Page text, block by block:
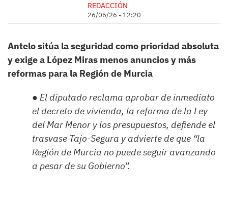
REDACCIÓN
26/06/26 - 12:20
Antelo sitúa la seguridad como prioridad absoluta
y exige a López Miras menos anuncios y más
reformas para la Región de Murcia
● El diputado reclama aprobar de inmediato
el decreto de vivienda, la reforma de la Ley
del Mar Menor y los presupuestos, defiende el
trasvase Tajo-Segura y advierte de que “la
Región de Murcia no puede seguir avanzando
a pesar de su Gobierno”.